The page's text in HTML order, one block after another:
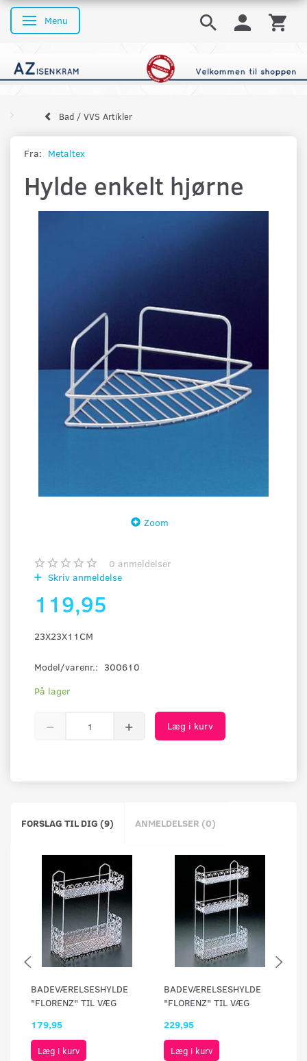
Skifte navigation
Menu
Bad / VVS Artikler
Fra: Metaltex
Hylde enkelt hjørne
Zoom
0 anmeldelser
Skriv anmeldelse
119,95
23X23X11CM
Model/varenr.: 300610
På lager
Læg i kurv
FORSLAG TIL DIG (9) ANMELDELSER (0)
BADEVÆRELSESHYLDE
"FLORENZ" TIL VÆG
179,95
Læg i kurv
BADEVÆRELSESHYLDE
"FLORENZ" TIL VÆG
229,95
Læg i kurv